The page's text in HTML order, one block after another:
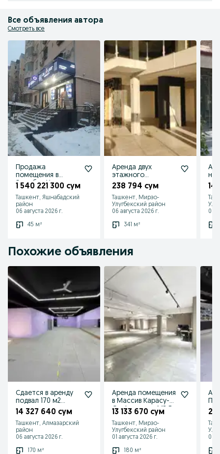
Все объявления автора
Смотреть все
Продажа
помещения в
Яшнабад Ул
Корзинка
1 540 221 300 сум
Ташкент, Яшнабадский
район
06 августа 2026 г.
45 м²
Аренда двух
этажного
отдельно
строящего здания,
перекрёсток
Шастри.
238 794 сум
Ташкент, Мирзо-
Улугбекский район
06 августа 2026 г.
341 м²
на
14
06
Похожие объявления
Сдается в аренду
подвал 170 м2
нового здания на
Победы.
14 327 640 сум
Ташкент, Алмазарский
район
06 августа 2026 г.
170 м²
Аренда помещения
в Массив Карасу-3
Ор Академия МВД
13 133 670 сум
Ташкент, Мирзо-
Улугбекский район
01 августа 2026 г.
180 м²
03